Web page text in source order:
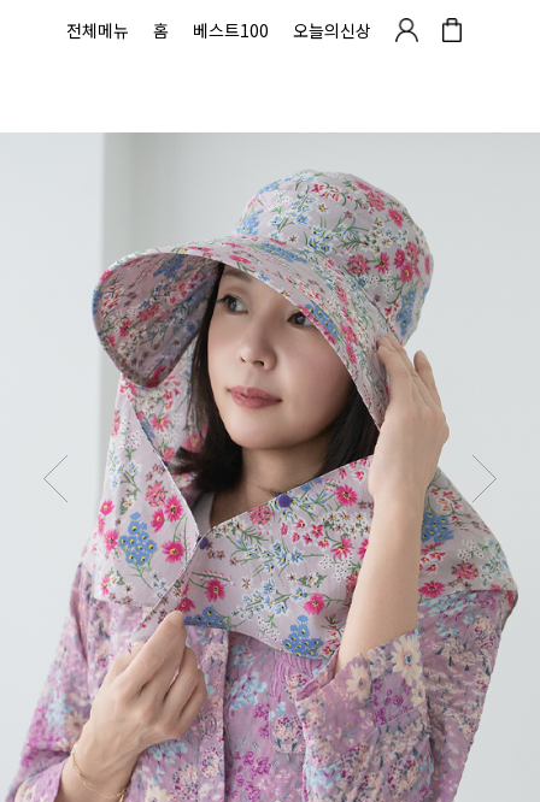
전체메뉴 홈 베스트100 오늘의신상